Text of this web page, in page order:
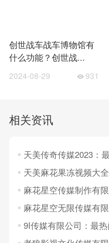
创世战车战车博物馆有
什么功能？创世战...
2024-08-29 931
相关资讯
天美传奇传媒2023：最热门的劲爆可约
天美麻花果冻视频大全英文版：最热门的正
麻花星空传媒制作有限公司：最热门的满16
麻花星空无限传媒有限公司：最热门的差差
9I传媒有限公司：最热门的瑟瑟打扑克